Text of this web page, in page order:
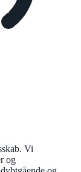
Vi
og